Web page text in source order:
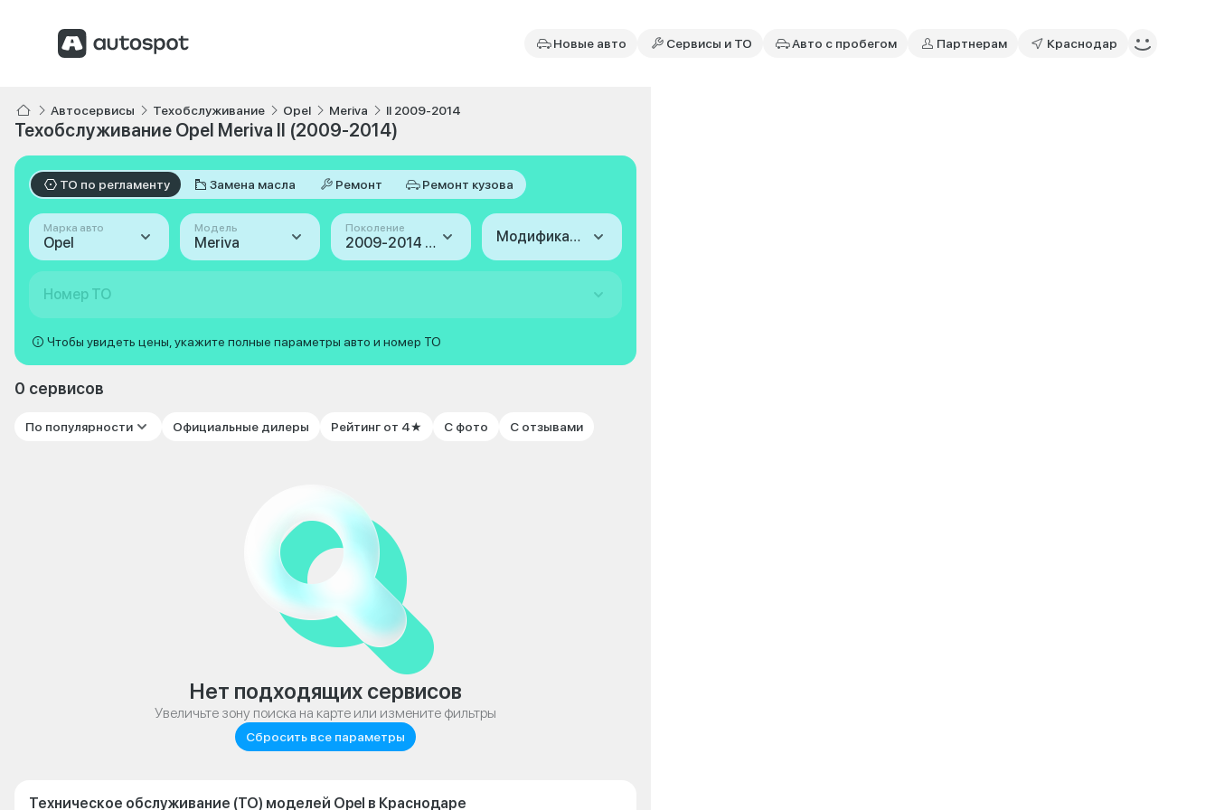
Новые авто Сервисы и ТО Авто с пробегом Партнерам Краснодар
Автосервисы Техобслуживание Opel Meriva II 2009-2014
Техобслуживание Opel Meriva II (2009-2014)
ТО по регламенту Замена масла Ремонт Ремонт кузова
Марка авто
Opel
Модель
Meriva
Поколение
2009-2014 (II) Модификация
Номер ТО
Чтобы увидеть цены, укажите полные параметры авто и номер ТО
0 сервисов
По популярности Официальные дилеры Рейтинг от 4★ С фото С отзывами
Нет подходящих сервисов
Увеличьте зону поиска на карте или измените фильтры
Сбросить все параметры
Техническое обслуживание (ТО) моделей Opel в Краснодаре